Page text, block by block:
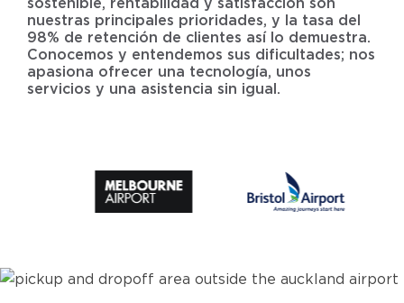
nuestras principales prioridades, y la tasa del
98% de retención de clientes así lo demuestra.
Conocemos y entendemos sus dificultades; nos
apasiona ofrecer una tecnología, unos
servicios y una asistencia sin igual.